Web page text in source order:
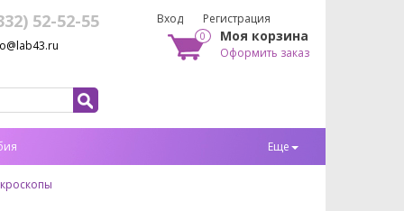
52-52-55 Вход Регистрация
0 Моя корзина
Оформить заказ
Еще